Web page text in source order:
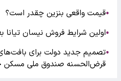
●قیمت واقعی بنزین چقدر است؟
●اولین شرایط فروش نیسان تیانا بعد از ۱۳ سال
●تصمیم جدید دولت برای
قرض‌الحسنه صندوق ملی